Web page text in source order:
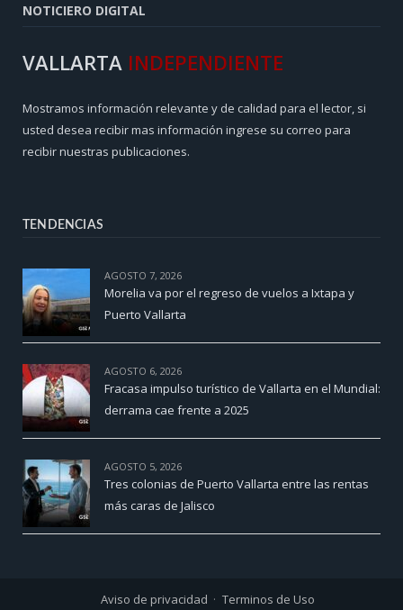
NOTICIERO DIGITAL
VALLARTA INDEPENDIENTE
Mostramos información relevante y de calidad para el lector, si
usted desea recibir mas información ingrese su correo para
recibir nuestras publicaciones.
TENDENCIAS
AGOSTO 7, 2026
Morelia va por el regreso de vuelos a Ixtapa y
Puerto Vallarta
AGOSTO 6, 2026
Fracasa impulso turístico de Vallarta en el Mundial:
derrama cae frente a 2025
AGOSTO 5, 2026
Tres colonias de Puerto Vallarta entre las rentas
más caras de Jalisco
Aviso de privacidad Terminos de Uso